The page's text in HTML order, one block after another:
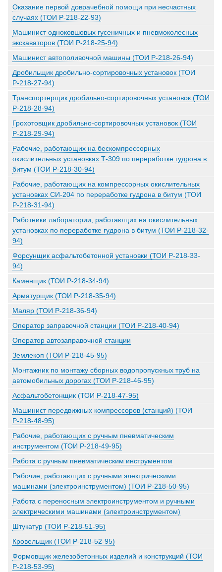
Оказание первой доврачебной помощи при несчастных
случаях (ТОИ Р-218-22-93)
Машинист одноковшовых гусеничных и пневмоколесных
экскаваторов (ТОИ Р-218-25-94)
Машинист автополивочной машины (ТОИ Р-218-26-94)
Дробильщик дробильно-сортировочных установок (ТОИ
Р-218-27-94)
Транспортерщик дробильно-сортировочных установок (ТОИ
Р-218-28-94)
Грохотовщик дробильно-сортировочных установок (ТОИ
Р-218-29-94)
Рабочие, работающих на бескомпрессорных
окислительных установках Т-309 по переработке гудрона в
битум (ТОИ Р-218-30-94)
Рабочие, работающих на компрессорных окислительных
установках СИ-204 по переработке гудрона в битум (ТОИ
Р-218-31-94)
Работники лаборатории, работающих на окислительных
установках по переработке гудрона в битум (ТОИ Р-218-32-
94)
Форсунщик асфальтобетонной установки (ТОИ Р-218-33-
94)
Каменщик (ТОИ Р-218-34-94)
Арматурщик (ТОИ Р-218-35-94)
Маляр (ТОИ Р-218-36-94)
Оператор заправочной станции (ТОИ Р-218-40-94)
Оператор автозаправочной станции
Землекоп (ТОИ Р-218-45-95)
Монтажник по монтажу сборных водопропускных труб на
автомобильных дорогах (ТОИ Р-218-46-95)
Асфальтобетонщик (ТОИ Р-218-47-95)
Машинист передвижных компрессоров (станций) (ТОИ
Р-218-48-95)
Рабочие, работающих с ручным пневматическим
инструментом (ТОИ Р-218-49-95)
Работа с ручным пневматическим инструментом
Рабочие, работающих с ручными электрическими
машинами (электроинструментом) (ТОИ Р-218-50-95)
Работа с переносным электроинструментом и ручными
электрическими машинами (электроинструментом)
Штукатур (ТОИ Р-218-51-95)
Кровельщик (ТОИ Р-218-52-95)
Формовщик железобетонных изделий и конструкций (ТОИ
Р-218-53-95)